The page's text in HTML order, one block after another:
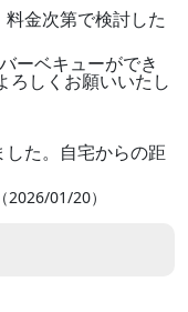
金次第で検討した
ーベキューができ
ろしくお願いいたし
た。自宅からの距
（2026/01/20）